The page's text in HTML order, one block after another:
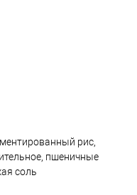
рис,
пшеничные
соль